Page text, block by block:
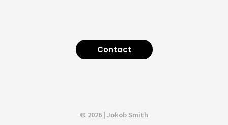
Contact
© 2026 | Jokob Smith